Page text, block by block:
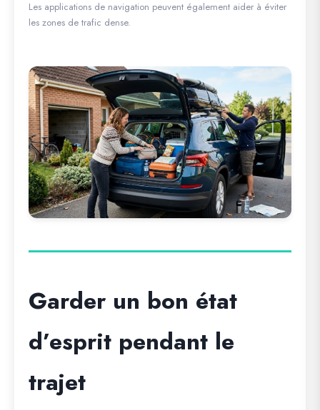
Les applications de navigation peuvent également aider à éviter
les zones de trafic dense.
Garder un bon état
d’esprit pendant le
trajet